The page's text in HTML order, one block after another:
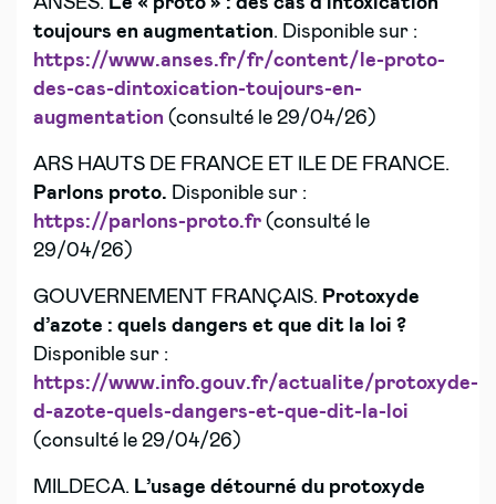
toujours en augmentation. Disponible sur :
https://www.anses.fr/fr/content/le-proto-
des-cas-dintoxication-toujours-en-
augmentation (consulté le 29/04/26)
ARS HAUTS DE FRANCE ET ILE DE FRANCE.
Parlons proto. Disponible sur :
https://parlons-proto.fr (consulté le
29/04/26)
GOUVERNEMENT FRANÇAIS. Protoxyde
d’azote : quels dangers et que dit la loi ?
Disponible sur :
https://www.info.gouv.fr/actualite/protoxyde-
d-azote-quels-dangers-et-que-dit-la-loi
(consulté le 29/04/26)
MILDECA. L’usage détourné du protoxyde